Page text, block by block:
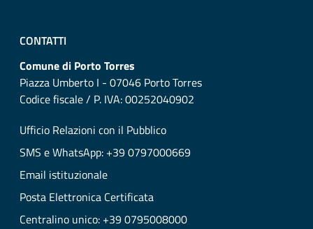
CONTATTI
Comune di Porto Torres
Piazza Umberto I - 07046 Porto Torres
Codice fiscale / P. IVA: 00252040902
Ufficio Relazioni con il Pubblico
SMS e WhatsApp: +39 0797000669
Email istituzionale
Posta Elettronica Certificata
Centralino unico: +39 0795008000